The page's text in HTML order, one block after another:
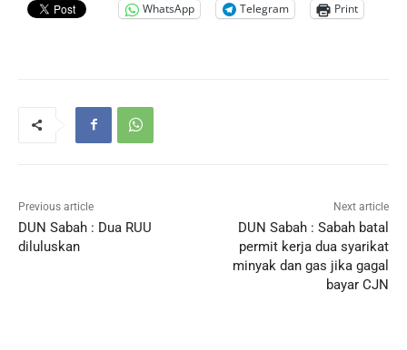
WhatsApp Telegram Print
Previous article
DUN Sabah : Dua RUU
diluluskan
Next article
DUN Sabah : Sabah batal
permit kerja dua syarikat
minyak dan gas jika gagal
bayar CJN